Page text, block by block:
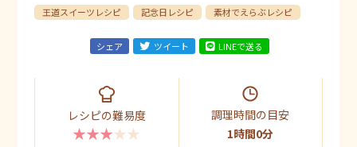
王道スイーツレシピ 記念日レシピ 素材でえらぶレシピ
シェア ツイート LINEで送る
レシピの難易度
★★★★★
調理時間の目安
1時間0分